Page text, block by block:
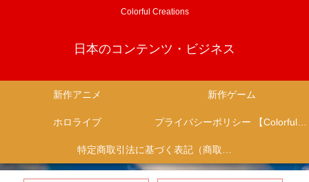
Colorful Creations
日本のコンテンツ・ビジネス
新作アニメ 新作ゲーム
ホロライブ プライバシーポリシー 【Colorful Creation】
特定商取引法に基づく表記（商取引に関する開示）